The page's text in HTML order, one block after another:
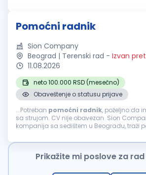
Pomoćni radnik
Sion Company
Beograd | Terenski rad - Izvan
11.08.2026
neto 100.000 RSD (mesečno)
Obaveštenje o statusu prijave
...Potreban pomoćni radnik, poželjno da
sa strujom. CV nije obavezan. Sion
kompanija sa sedištem u Beogradu, traži
postanete deo dinamičnog...
Prikažite mi poslove za